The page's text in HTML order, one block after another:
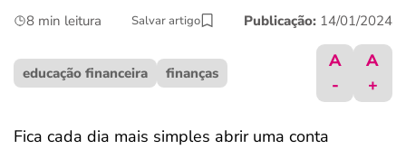
últimas notícias
ferramentas
8 min leitura Salvar artigo Publicação: 14/01/2024
educação financeira finanças
A
-
A
+
Fica cada dia mais simples abrir uma conta